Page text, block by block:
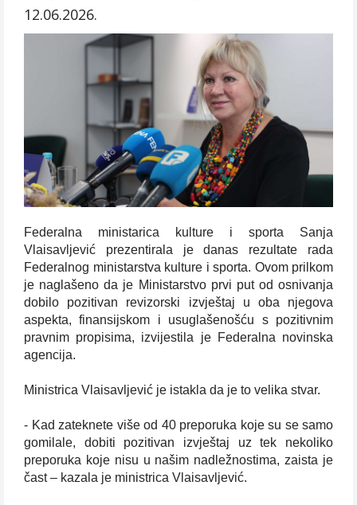
12.06.2026.
Federalna ministarica kulture i sporta Sanja
Vlaisavljević prezentirala je danas rezultate rada
Federalnog ministarstva kulture i sporta. Ovom prilkom
je naglašeno da je Ministarstvo prvi put od osnivanja
dobilo pozitivan revizorski izvještaj u oba njegova
aspekta, finansijskom i usuglašenošću s pozitivnim
pravnim propisima, izvijestila je Federalna novinska
agencija.
Ministrica Vlaisavljević je istakla da je to velika stvar.
- Kad zateknete više od 40 preporuka koje su se samo
gomilale, dobiti pozitivan izvještaj uz tek nekoliko
preporuka koje nisu u našim nadležnostima, zaista je
čast – kazala je ministrica Vlaisavljević.